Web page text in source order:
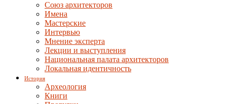
Союз архитекторов
Имена
Мастерские
Интервью
Мнение эксперта
Лекции и выступления
Национальная палата архитекторов
Локальная идентичность
История
Археология
Книги